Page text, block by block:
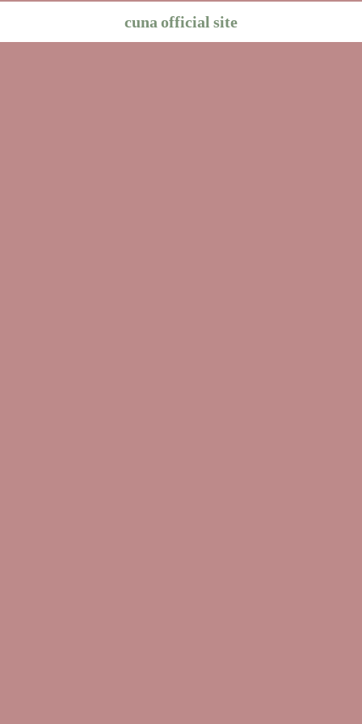
cuna official site